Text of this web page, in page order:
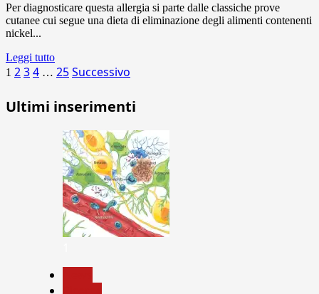
Per diagnosticare questa allergia si parte dalle classiche prove
cutanee cui segue una dieta di eliminazione degli alimenti contenenti
nickel...
Leggi tutto
Paginazione
degli
articoli
1 234 … 25Successivo
Ultimi inserimenti